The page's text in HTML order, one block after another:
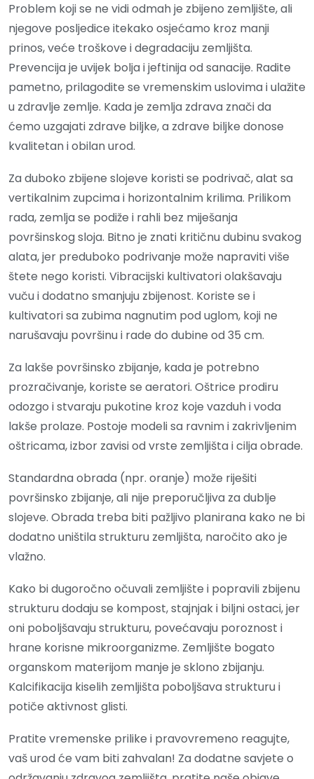
Problem koji se ne vidi odmah je zbijeno zemljište, ali
njegove posljedice itekako osjećamo kroz manji
prinos, veće troškove i degradaciju zemljišta.
Prevencija je uvijek bolja i jeftinija od sanacije. Radite
pametno, prilagodite se vremenskim uslovima i ulažite
u zdravlje zemlje. Kada je zemlja zdrava znači da
ćemo uzgajati zdrave biljke, a zdrave biljke donose
kvalitetan i obilan urod.
Za duboko zbijene slojeve koristi se podrivač, alat sa
vertikalnim zupcima i horizontalnim krilima. Prilikom
rada, zemlja se podiže i rahli bez miješanja
površinskog sloja. Bitno je znati kritičnu dubinu svakog
alata, jer preduboko podrivanje može napraviti više
štete nego koristi. Vibracijski kultivatori olakšavaju
vuču i dodatno smanjuju zbijenost. Koriste se i
kultivatori sa zubima nagnutim pod uglom, koji ne
narušavaju površinu i rade do dubine od 35 cm.
Za lakše površinsko zbijanje, kada je potrebno
prozračivanje, koriste se aeratori. Oštrice prodiru
odozgo i stvaraju pukotine kroz koje vazduh i voda
lakše prolaze. Postoje modeli sa ravnim i zakrivljenim
oštricama, izbor zavisi od vrste zemljišta i cilja obrade.
Standardna obrada (npr. oranje) može riješiti
površinsko zbijanje, ali nije preporučljiva za dublje
slojeve. Obrada treba biti pažljivo planirana kako ne bi
dodatno uništila strukturu zemljišta, naročito ako je
vlažno.
Kako bi dugoročno očuvali zemljište i popravili zbijenu
strukturu dodaju se kompost, stajnjak i biljni ostaci, jer
oni poboljšavaju strukturu, povećavaju poroznost i
hrane korisne mikroorganizme. Zemljište bogato
organskom materijom manje je sklono zbijanju.
Kalcifikacija kiselih zemljišta poboljšava strukturu i
potiče aktivnost glisti.
Pratite vremenske prilike i pravovremeno reagujte,
vaš urod će vam biti zahvalan! Za dodatne savjete o